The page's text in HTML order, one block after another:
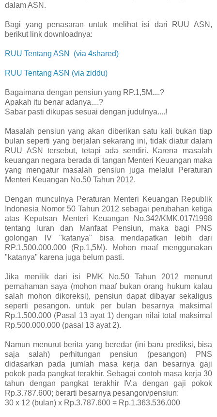
dalam ASN.
Bagi yang penasaran untuk melihat isi dari RUU ASN,
berikut link downloadnya:
RUU Tentang ASN (via 4shared)
RUU Tentang ASN (via ziddu)
Bagaimana dengan pensiun yang RP.1,5M....?
Apakah itu benar adanya....?
Sabar pasti dikupas sesuai dengan judulnya....!
Masalah pensiun yang akan diberikan satu kali bukan tiap
bulan seperti yang berjalan sekarang ini, tidak diatur dalam
RUU ASN tersebut, tetapi ada sendiri. Karena masalah
keuangan negara berada di tangan Menteri Keuangan maka
yang mengatur masalah pensiun juga melalui Peraturan
Menteri Keuangan No.50 Tahun 2012.
Dengan munculnya Peraturan Menteri Keuangan Republik
Indonesia Nomor 50 Tahun 2012 sebagai perubahan ketiga
atas Keputsan Menteri Keuangan No.342/KMK.017/1998
tentang Iuran dan Manfaat Pensiun, maka bagi PNS
golongan IV "katanya" bisa mendapatkan lebih dari
RP.1.500.000.000 (Rp.1,5M). Mohon maaf menggunakan
"katanya" karena juga belum pasti.
Jika menilik dari isi PMK No.50 Tahun 2012 menurut
pemahaman saya (mohon maaf bukan orang hukum kalau
salah mohon dikoreksi), pensiun dapat dibayar sekaligus
seperti pesangon. untuk per bulan besarnya maksimal
Rp.1.500.000 (Pasal 13 ayat 1) dengan nilai total maksimal
Rp.500.000.000 (pasal 13 ayat 2).
Namun menurut berita yang beredar (ini baru prediksi, bisa
saja salah) perhitungan pensiun (pesangon) PNS
didasarkan pada jumlah masa kerja dan besarnya gaji
pokok pada pangkat terakhir. Sebagai contoh masa kerja 30
tahun dengan pangkat terakhir IV.a dengan gaji pokok
Rp.3.787.600; berarti besarnya pesangon/pensiun:
30 x 12 (bulan) x Rp.3.787.600 = Rp.1.363.536.000